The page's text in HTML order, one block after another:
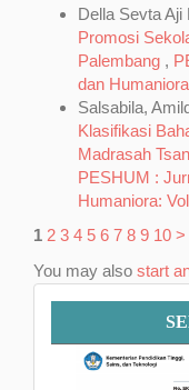
Della Sevta Aji
Promosi
Palembang ,
dan
Salsabila,
Klasifikasi
Madrasah
PESHUM :
Humaniora:
1 2 3 4 5 6 7 8 9 10 >
You may also start
Sertifikat
SINTA